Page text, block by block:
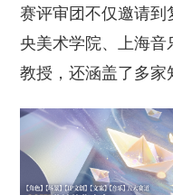
赛评审团不仅邀请到
央美术学院、上海音
教授，还涵盖了多家